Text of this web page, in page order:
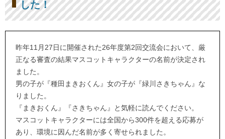
した！
昨年11月27日に開催された26年度第2回交流会において、厳
正なる審査の結果マスコットキャラクターの名前が決定され
ました。
男の子が『種田まきおくん』女の子が『緑川さきちゃん』な
りました。
『まきおくん』『さきちゃん』と気軽に読んでください。
マスコットキャラクターには全国から300件を超える応募が
あり、環境に因んだ名前が多く寄せられました。